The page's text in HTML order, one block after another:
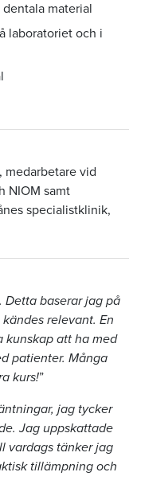
material
laboratoriet och i
medarbetare vid
NIOM samt
specialistklinik,
Detta baserar jag på
relevant. En
kunskap att ha med
patienter. Många
kurs!”
jag tycker
Jag uppskattade
vardags tänker jag
tillämpning och